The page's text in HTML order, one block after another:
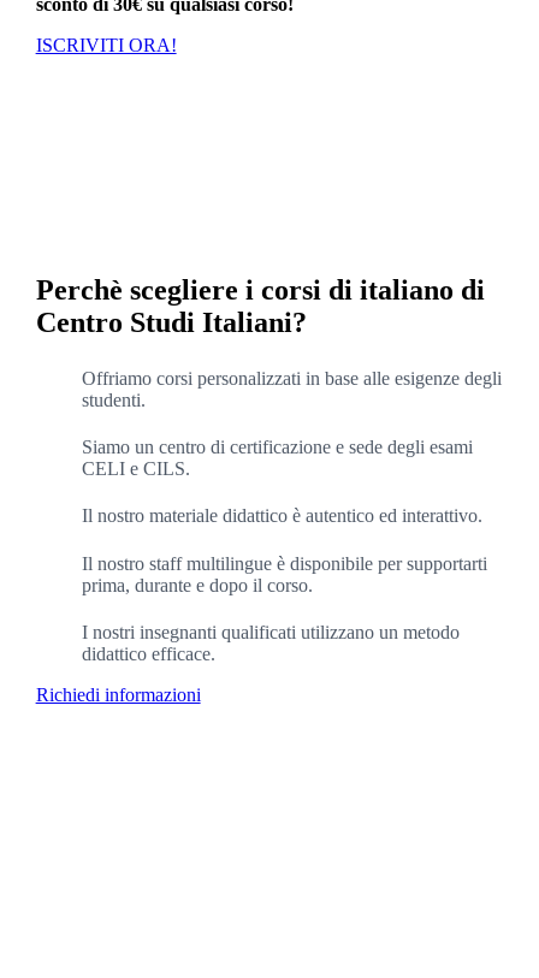
ISCRIVITI ORA!
Perchè scegliere i corsi di italiano di
Centro Studi Italiani?
Offriamo corsi personalizzati in base alle esigenze degli
studenti.
Siamo un centro di certificazione e sede degli esami
CELI e CILS.
Il nostro materiale didattico è autentico ed interattivo.
Il nostro staff multilingue è disponibile per supportarti
prima, durante e dopo il corso.
I nostri insegnanti qualificati utilizzano un metodo
didattico efficace.
Richiedi informazioni